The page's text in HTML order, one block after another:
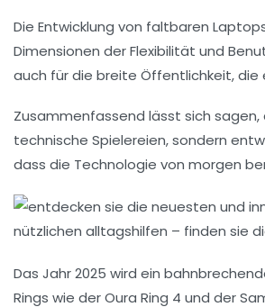
Die Entwicklung von faltbaren
Dimensionen der Flexibilität und
auch für die breite Öffentlichkeit,
Zusammenfassend lässt sich
technische Spielereien, sondern
dass die Technologie von morgen
Das Jahr 2025 wird ein
Rings wie der Oura Ring 4 und der